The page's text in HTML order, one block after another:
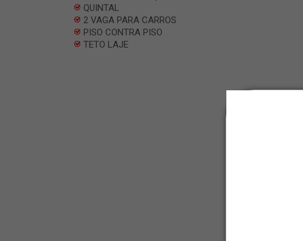
QUINTAL
2 VAGA PARA CARROS
PISO CONTRA PISO
TETO LAJE